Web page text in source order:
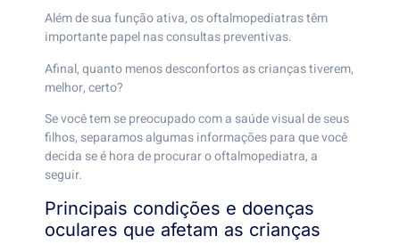
Além de sua função ativa, os oftalmopediatras têm
importante papel nas consultas preventivas.
Afinal, quanto menos desconfortos as crianças tiverem,
melhor, certo?
Se você tem se preocupado com a saúde visual de seus
filhos, separamos algumas informações para que você
decida se é hora de procurar o oftalmopediatra, a
seguir.
Principais condições e doenças
oculares que afetam as crianças